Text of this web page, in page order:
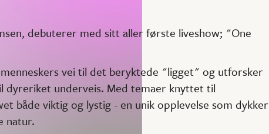
debuterer med sitt aller første liveshow; "One
vei til det beryktede "ligget" og utforsker
dyreriket underveis. Med temaer knyttet til
både viktig og lystig - en unik opplevelse som dykker
natur.